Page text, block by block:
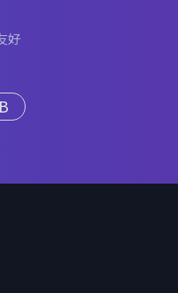
好